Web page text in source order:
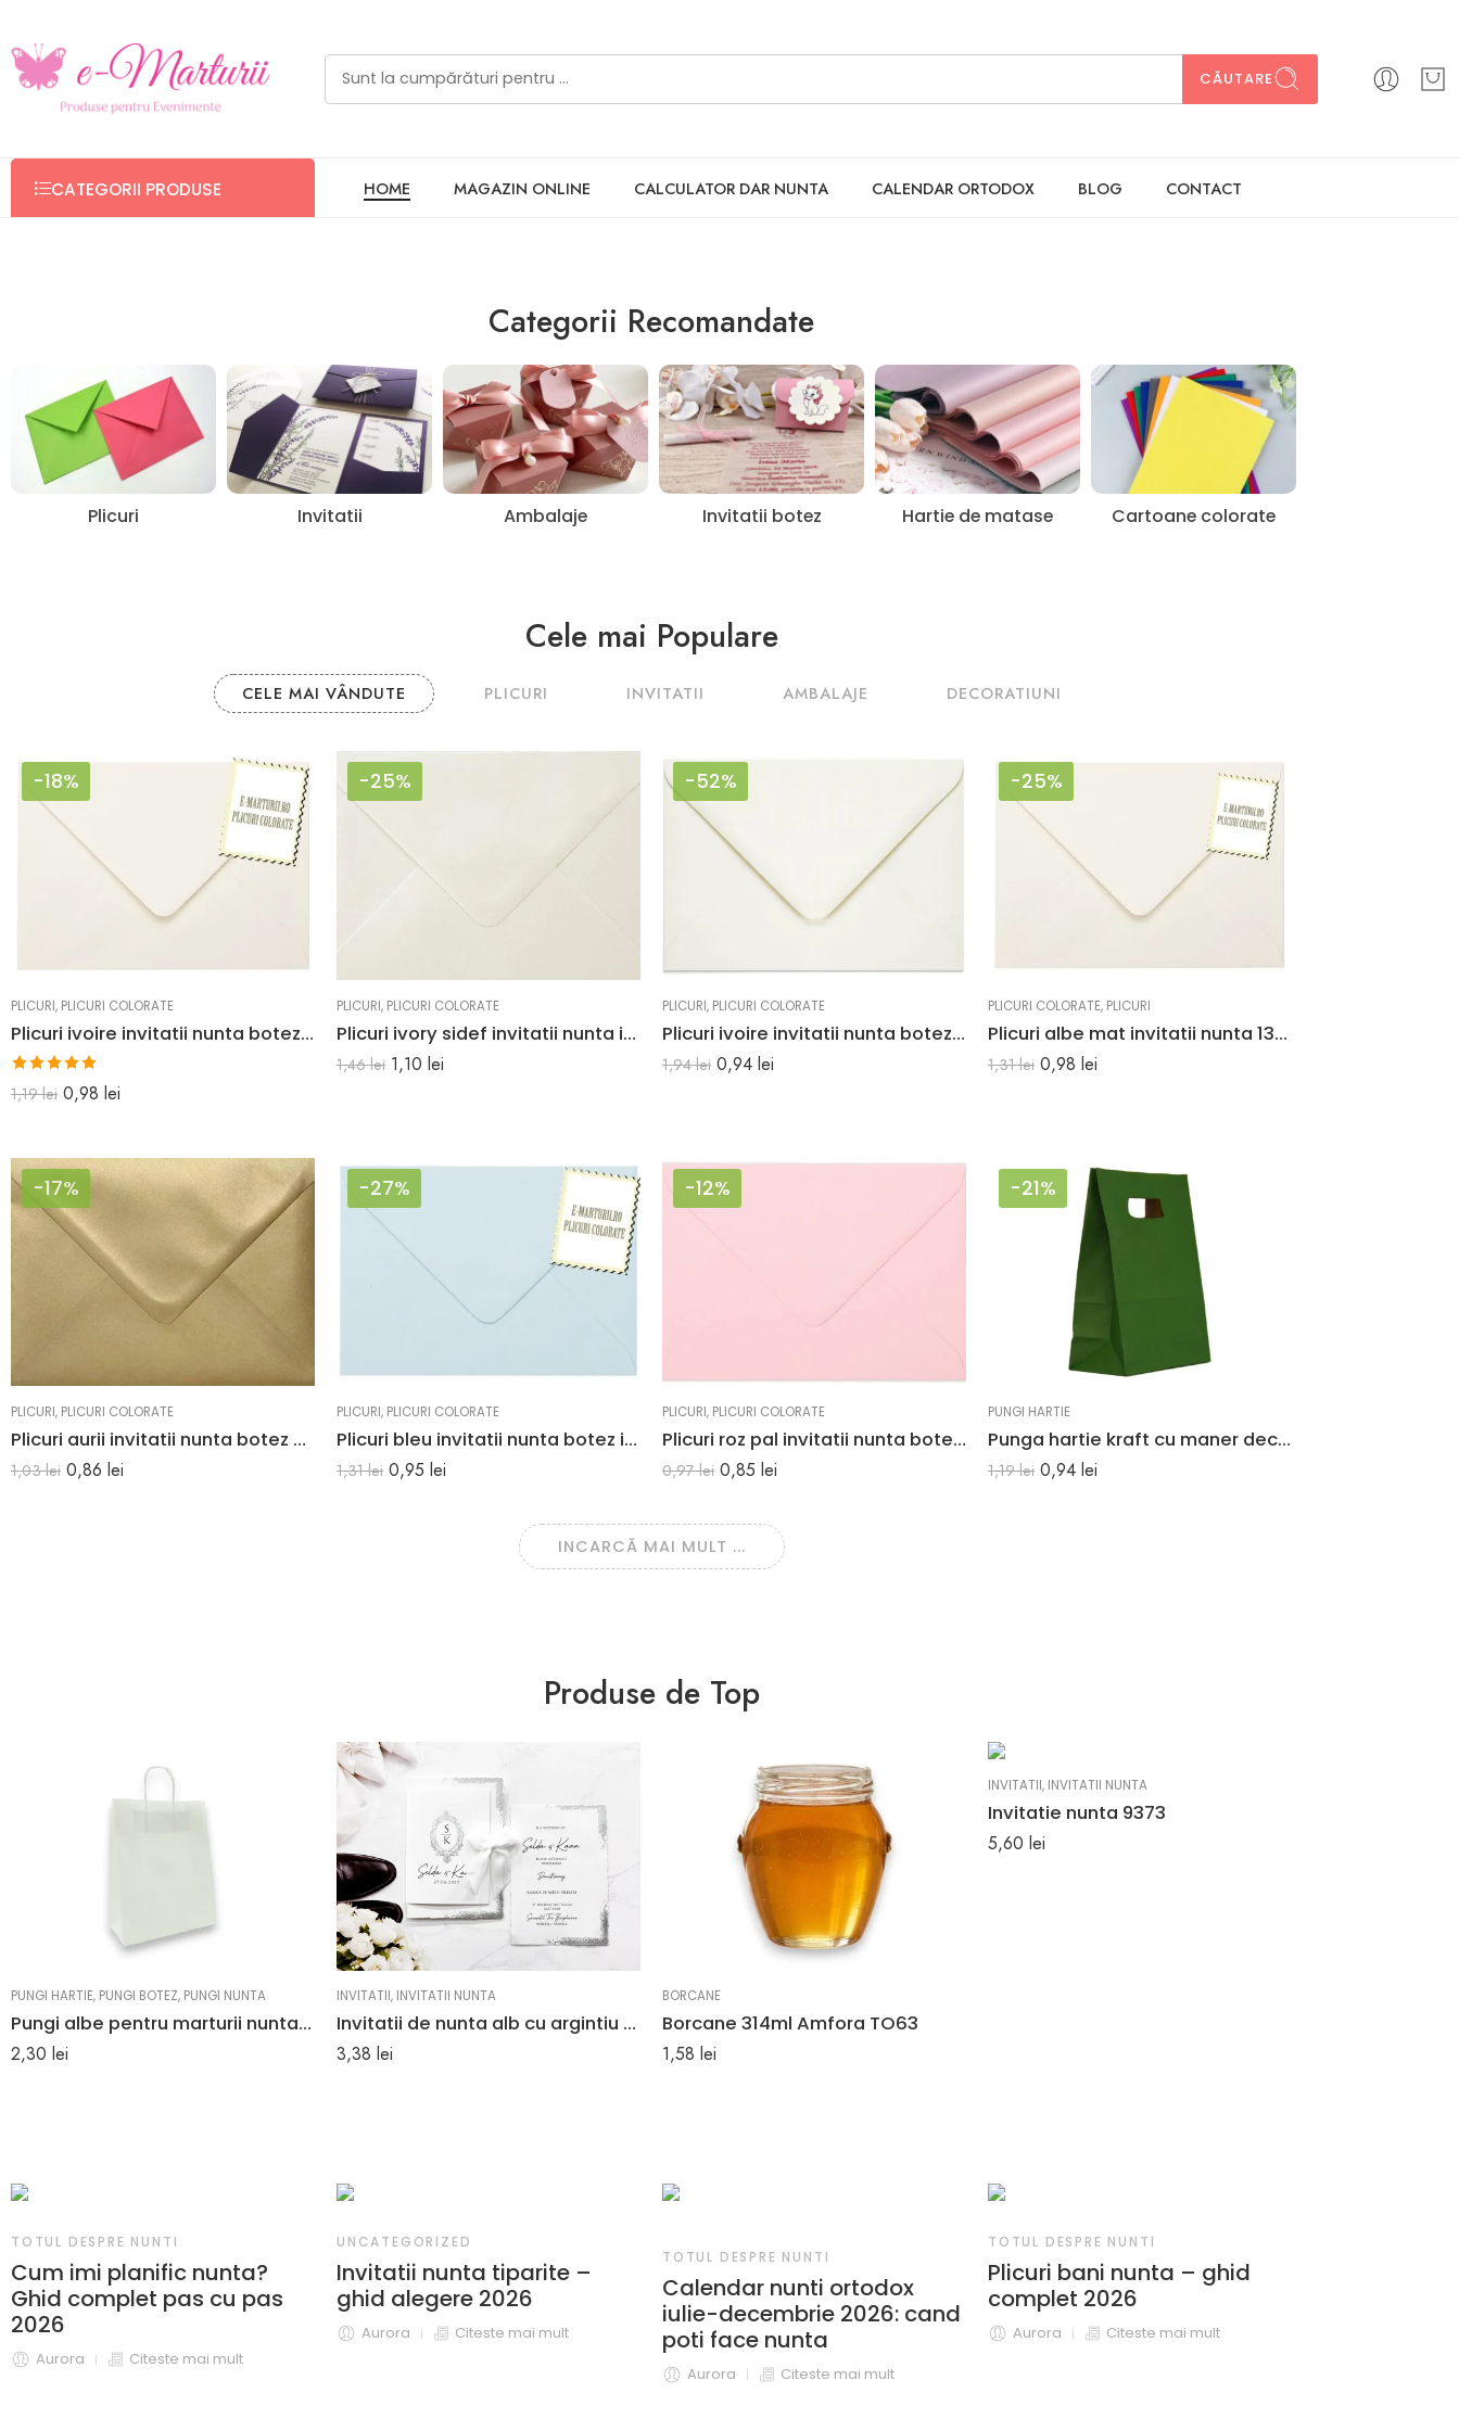
CĂUTARE
CATEGORII PRODUSE HOME MAGAZIN ONLINE CALCULATOR DAR NUNTA CALENDAR ORTODOX BLOG CONTACT
Categorii Recomandate
Plicuri Invitatii Ambalaje Invitatii botez Hartie de matase Cartoane colorate
Cele mai Populare
CELE MAI VÂNDUTE PLICURI INVITATII AMBALAJE DECORATIUNI
-18%
PLICURI, PLICURI COLORATE
Plicuri ivoire invitatii nunta botez sau felicitari i8 133 x 184 mm set 20 buc
Evaluat la
5.00din 5
1,19lei 0,98 lei
-25%
PLICURI, PLICURI COLORATE
Plicuri ivory sidef invitatii nunta i8 133 x 184 mm set 20 buc
1,46lei 1,10 lei
-52%
PLICURI, PLICURI COLORATE
Plicuri ivoire invitatii nunta botez C6 114 x 162 mm set 20 buc
1,94lei 0,94 lei
-25%
PLICURI COLORATE, PLICURI
Plicuri albe mat invitatii nunta 133 x 184 mm set 20 buc
1,31lei 0,98 lei
-17%
PLICURI, PLICURI COLORATE
Plicuri aurii invitatii nunta botez C6 114 x 162 mm set 20 buc
1,03lei 0,86 lei
-27%
PLICURI, PLICURI COLORATE
Plicuri bleu invitatii nunta botez i8 133 x 184 mm set 20 buc
1,31lei 0,95 lei
-12%
PLICURI, PLICURI COLORATE
Plicuri roz pal invitatii nunta botez C6 114×162 mm Set 20 buc
0,97lei 0,85 lei
-21%
PUNGI HARTIE
Punga hartie kraft cu maner decupat 14x7x21 cm VERDE INCHIS (TUBORG)
1,19lei 0,94 lei
INCARCĂ MAI MULT ...
Produse de Top
PUNGI HARTIE, PUNGI BOTEZ, PUNGI NUNTA
Pungi albe pentru marturii nunta sau botez
2,30 lei
INVITATII, INVITATII NUNTA
Invitatii de nunta alb cu argintiu 2606
3,38 lei
BORCANE
Borcane 314ml Amfora TO63
1,58 lei
INVITATII, INVITATII NUNTA
Invitatie nunta 9373
5,60 lei
NUNTI
nunta?
pas cu pas
Citeste mai mult
UNCATEGORIZED
Invitatii nunta tiparite –
ghid alegere 2026
Citeste mai mult
TOTUL DESPRE NUNTI
Calendar nunti ortodox
iulie-decembrie 2026: cand
poti face nunta
Citeste mai mult
TOTUL DESPRE NUNTI
Plicuri bani nunta – ghid
complet 2026
Citeste mai mult